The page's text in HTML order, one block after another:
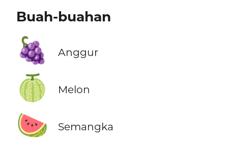
Buah-buahan
🍇 Anggur
🍈 Melon
🍉 Semangka